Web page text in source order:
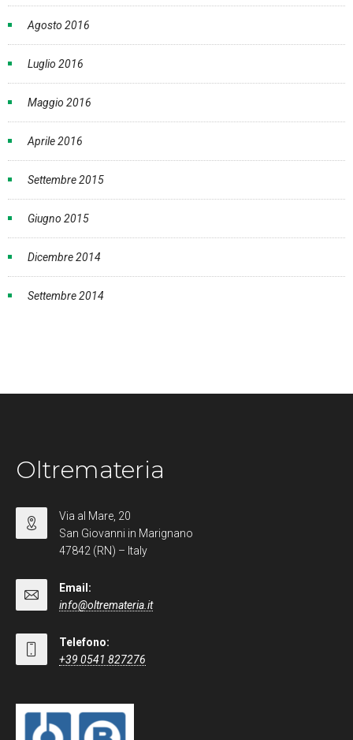
Agosto 2016
Luglio 2016
Maggio 2016
Aprile 2016
Settembre 2015
Giugno 2015
Dicembre 2014
Settembre 2014
Oltremateria
Via al Mare, 20
San Giovanni in Marignano
47842 (RN) – Italy
Email:
info@oltremateria.it
Telefono:
+39 0541 827276